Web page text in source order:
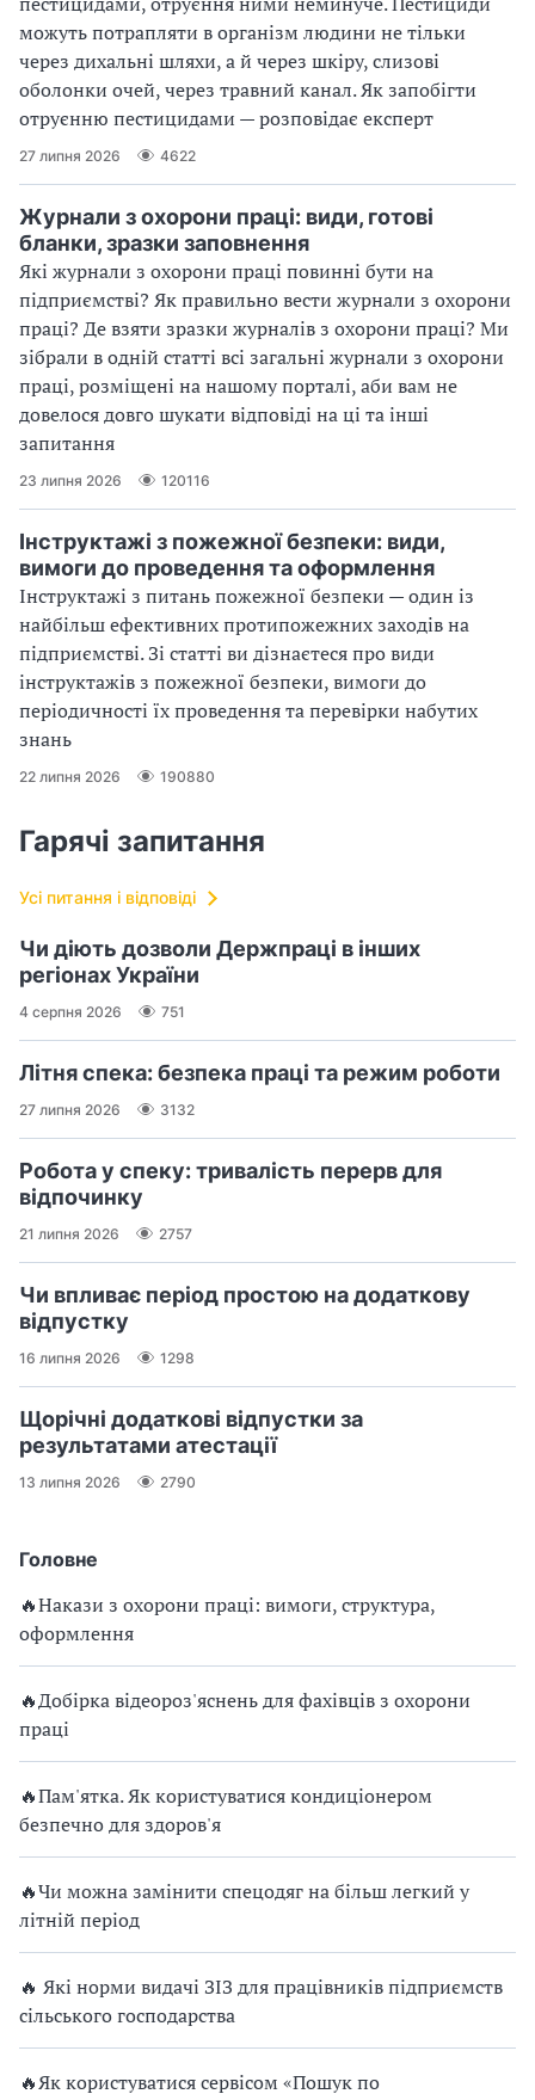
Головне
🔥Накази з охорони праці: вимоги, структура,
оформлення
🔥Добірка відеороз'яснень для фахівців з охорони
праці
🔥Пам'ятка. Як користуватися кондиціонером
безпечно для здоров'я
🔥Чи можна замінити спецодяг на більш легкий у
літній період
🔥 Які норми видачі ЗІЗ для працівників підприємств
сільського господарства
🔥Як користуватися сервісом «Пошук по
можуть потрапляти в організм людини не тільки
через дихальні шляхи, а й через шкіру, слизові
оболонки очей, через травний канал. Як запобігти
отруєнню пестицидами — розповідає експерт
27 липня 2026 4622
Журнали з охорони праці: види, готові
бланки, зразки заповнення
Які журнали з охорони праці повинні бути на
підприємстві? Як правильно вести журнали з охорони
праці? Де взяти зразки журналів з охорони праці? Ми
зібрали в одній статті всі загальні журнали з охорони
праці, розміщені на нашому порталі, аби вам не
довелося довго шукати відповіді на ці та інші
запитання
23 липня 2026 120116
Інструктажі з пожежної безпеки: види,
вимоги до проведення та оформлення
Інструктажі з питань пожежної безпеки — один із
найбільш ефективних протипожежних заходів на
підприємстві. Зі статті ви дізнаєтеся про види
інструктажів з пожежної безпеки, вимоги до
періодичності їх проведення та перевірки набутих
знань
22 липня 2026 190880
Гарячі запитання
Усі питання і відповіді
Чи діють дозволи Держпраці в інших
регіонах України
4 серпня 2026 751
Літня спека: безпека праці та режим роботи
27 липня 2026 3132
Робота у спеку: тривалість перерв для
відпочинку
21 липня 2026 2757
Чи впливає період простою на додаткову
відпустку
16 липня 2026 1298
Щорічні додаткові відпустки за
результатами атестації
13 липня 2026 2790